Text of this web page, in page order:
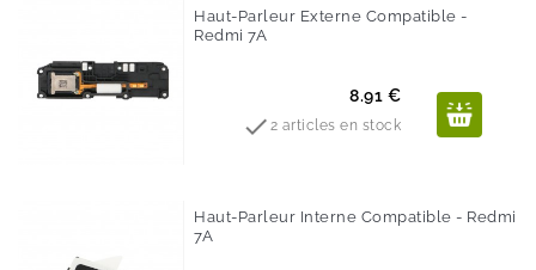
Haut-Parleur Externe Compatible -
Redmi 7A
Prix
8.91 €
 2 articles en stock
Haut-Parleur Interne Compatible - Redmi
7A